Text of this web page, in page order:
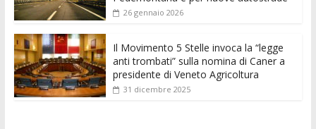
26 gennaio 2026
Il Movimento 5 Stelle invoca la “legge
anti trombati” sulla nomina di Caner a
presidente di Veneto Agricoltura
31 dicembre 2025